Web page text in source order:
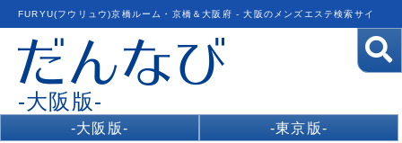
FURYU(フウリュウ)京橋ルーム・京橋＆大阪府 - 大阪のメンズエステ検索サイ
-大阪版-
-大阪版-
-東京版-